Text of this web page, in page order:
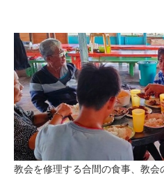
教会を修理する合間の食事、教